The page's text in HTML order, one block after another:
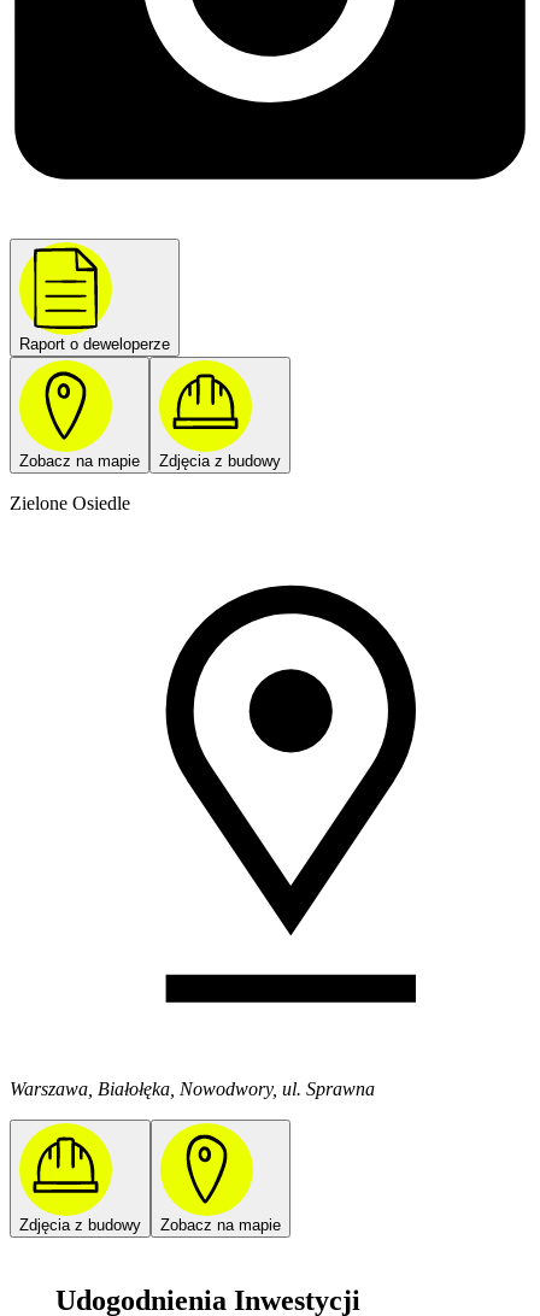
Raport o deweloperze
Zobacz na mapie Zdjęcia z budowy
Zielone Osiedle
Warszawa, Białołęka, Nowodwory, ul. Sprawna
Zdjęcia z budowy Zobacz na mapie
Udogodnienia Inwestycji